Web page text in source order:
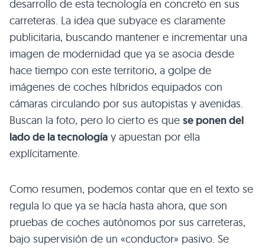
desarrollo de esta tecnología en concreto en sus
carreteras. La idea que subyace es claramente
publicitaria, buscando mantener e incrementar una
imagen de modernidad que ya se asocia desde
hace tiempo con este territorio, a golpe de
imágenes de coches híbridos equipados con
cámaras circulando por sus autopistas y avenidas.
Buscan la foto, pero lo cierto es que se ponen del
lado de la tecnología y apuestan por ella
explícitamente.
Como resumen, podemos contar que en el texto se
regula lo que ya se hacía hasta ahora, que son
pruebas de coches autónomos por sus carreteras,
bajo supervisión de un «conductor» pasivo. Se